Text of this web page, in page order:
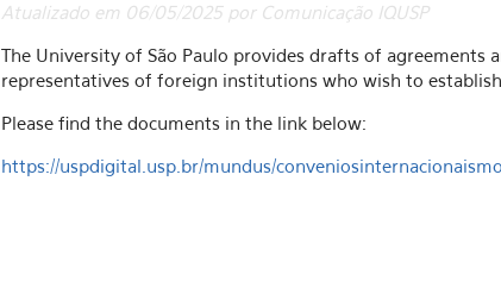
Atualizado em 06/05/2025 por Comunicação IQUSP
The University of São Paulo provides drafts of agreements
representatives of foreign institutions who wish to
Please find the documents in the link below:
https://uspdigital.usp.br/mundus/